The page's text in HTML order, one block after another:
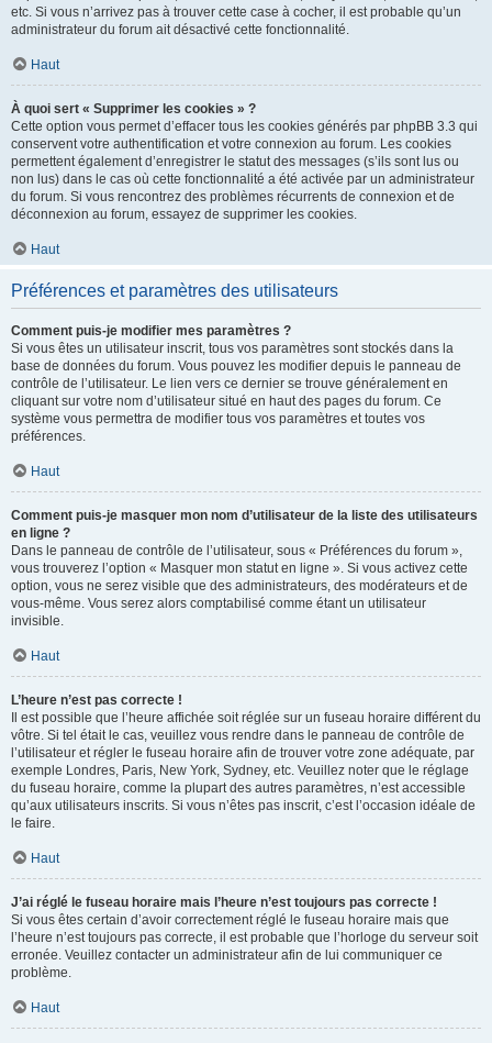
etc. Si vous n’arrivez pas à trouver cette case à cocher, il est probable qu’un
administrateur du forum ait désactivé cette fonctionnalité.
Haut
À quoi sert « Supprimer les cookies » ?
Cette option vous permet d’effacer tous les cookies générés par phpBB 3.3 qui
conservent votre authentification et votre connexion au forum. Les cookies
permettent également d’enregistrer le statut des messages (s’ils sont lus ou
non lus) dans le cas où cette fonctionnalité a été activée par un administrateur
du forum. Si vous rencontrez des problèmes récurrents de connexion et de
déconnexion au forum, essayez de supprimer les cookies.
Haut
Préférences et paramètres des utilisateurs
Comment puis-je modifier mes paramètres ?
Si vous êtes un utilisateur inscrit, tous vos paramètres sont stockés dans la
base de données du forum. Vous pouvez les modifier depuis le panneau de
contrôle de l’utilisateur. Le lien vers ce dernier se trouve généralement en
cliquant sur votre nom d’utilisateur situé en haut des pages du forum. Ce
système vous permettra de modifier tous vos paramètres et toutes vos
préférences.
Haut
Comment puis-je masquer mon nom d’utilisateur de la liste des utilisateurs
en ligne ?
Dans le panneau de contrôle de l’utilisateur, sous « Préférences du forum »,
vous trouverez l’option « Masquer mon statut en ligne ». Si vous activez cette
option, vous ne serez visible que des administrateurs, des modérateurs et de
vous-même. Vous serez alors comptabilisé comme étant un utilisateur
invisible.
Haut
L’heure n’est pas correcte !
Il est possible que l’heure affichée soit réglée sur un fuseau horaire différent du
vôtre. Si tel était le cas, veuillez vous rendre dans le panneau de contrôle de
l’utilisateur et régler le fuseau horaire afin de trouver votre zone adéquate, par
exemple Londres, Paris, New York, Sydney, etc. Veuillez noter que le réglage
du fuseau horaire, comme la plupart des autres paramètres, n’est accessible
qu’aux utilisateurs inscrits. Si vous n’êtes pas inscrit, c’est l’occasion idéale de
le faire.
Haut
J’ai réglé le fuseau horaire mais l’heure n’est toujours pas correcte !
Si vous êtes certain d’avoir correctement réglé le fuseau horaire mais que
l’heure n’est toujours pas correcte, il est probable que l’horloge du serveur soit
erronée. Veuillez contacter un administrateur afin de lui communiquer ce
problème.
Haut